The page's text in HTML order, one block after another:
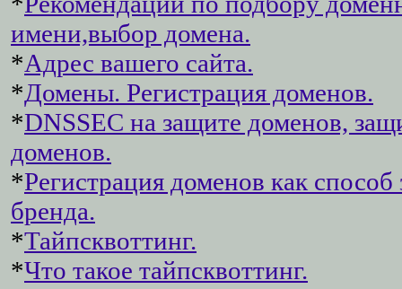
имени,выбор домена.
*Адрес вашего сайта.
*Домены. Регистрация доменов.
*DNSSEC на защите доменов,
доменов.
*Регистрация доменов как
бренда.
*Тайпсквоттинг.
*Что такое тайпсквоттинг.